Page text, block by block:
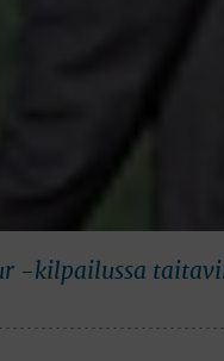
-kilpailussa